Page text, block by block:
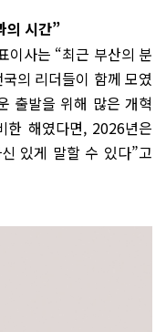
의 시간”
이사는 “최근 부산의 분
의 리더들이 함께 모였
출발을 위해 많은 개혁
한 해였다면, 2026년은
있게 말할 수 있다”고